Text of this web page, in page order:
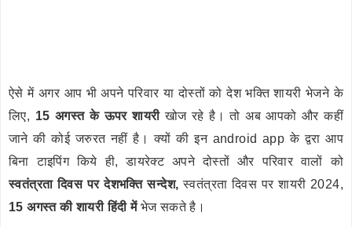
ऐसे में अगर आप भी अपने परिवार या दोस्तों को देश भक्ति शायरी भेजने के
लिए, 15 अगस्त के ऊपर शायरीखोज रहे है। तो अब आपको और कहीं
जाने की कोई जरुरत नहीं है। क्यों की इन android app के द्वरा आप
बिना टाइपिंग किये ही, डायरेक्ट अपने दोस्तों और परिवार वालों को
स्वतंत्रता दिवस पर देशभक्ति सन्देश,स्वतंत्रता दिवस पर शायरी 2024,
15 अगस्त की शायरी हिंदी मेंभेज सकते है।